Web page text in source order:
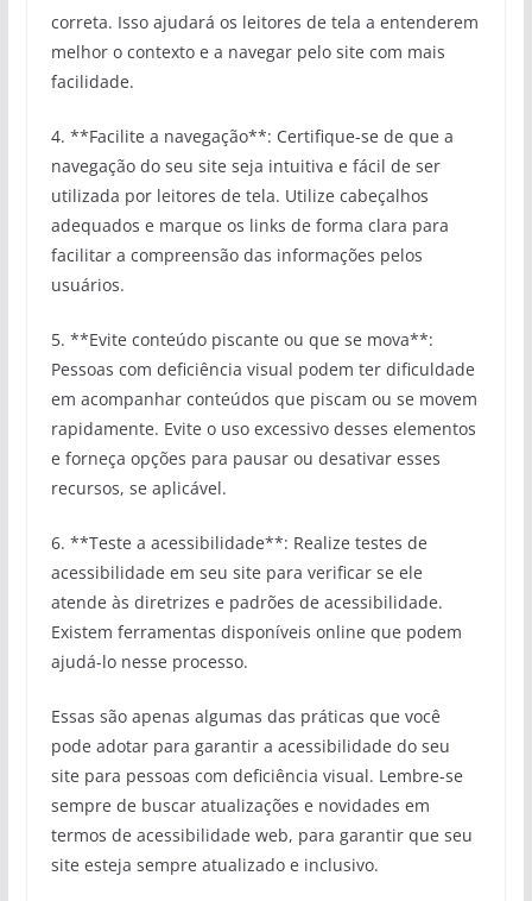
correta. Isso ajudará os leitores de tela a entenderem
melhor o contexto e a navegar pelo site com mais
facilidade.
4. **Facilite a navegação**: Certifique-se de que a
navegação do seu site seja intuitiva e fácil de ser
utilizada por leitores de tela. Utilize cabeçalhos
adequados e marque os links de forma clara para
facilitar a compreensão das informações pelos
usuários.
5. **Evite conteúdo piscante ou que se mova**:
Pessoas com deficiência visual podem ter dificuldade
em acompanhar conteúdos que piscam ou se movem
rapidamente. Evite o uso excessivo desses elementos
e forneça opções para pausar ou desativar esses
recursos, se aplicável.
6. **Teste a acessibilidade**: Realize testes de
acessibilidade em seu site para verificar se ele
atende às diretrizes e padrões de acessibilidade.
Existem ferramentas disponíveis online que podem
ajudá-lo nesse processo.
Essas são apenas algumas das práticas que você
pode adotar para garantir a acessibilidade do seu
site para pessoas com deficiência visual. Lembre-se
sempre de buscar atualizações e novidades em
termos de acessibilidade web, para garantir que seu
site esteja sempre atualizado e inclusivo.